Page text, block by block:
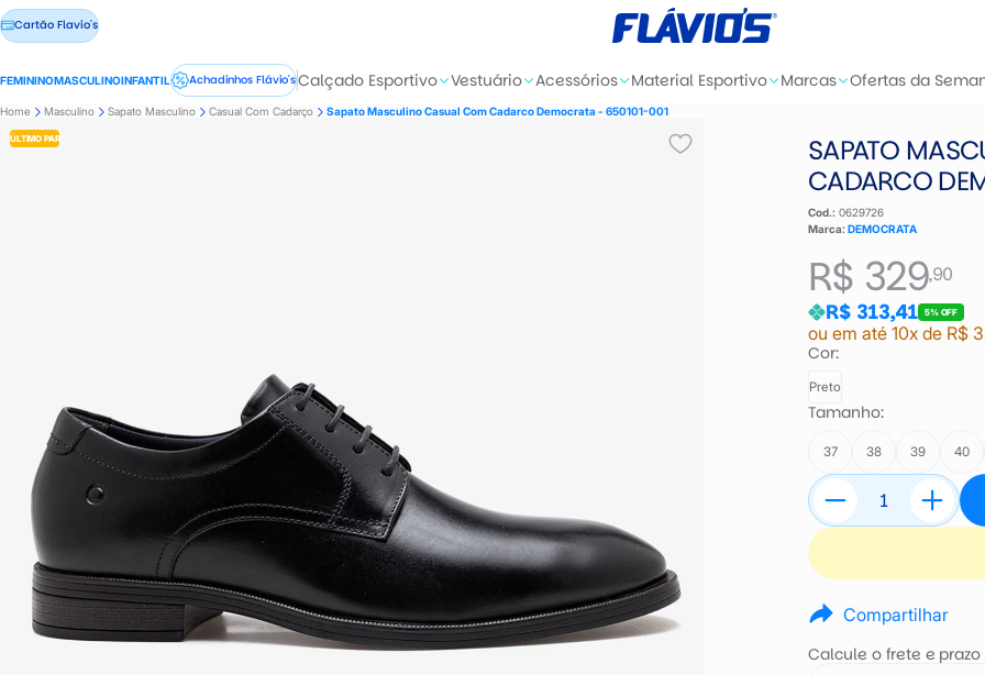
Cartão Flavio's
FEMININOMASCULINOINFANTIL Achadinhos Flávio'sCalçado Esportivo Vestuário Acessórios Material Esportivo Marcas Ofertas da
Home Masculino Sapato Masculino Casual Com Cadarço Sapato Masculino Casual Com Cadarco Democrata - 650101-001
ÚLTIMO PAR
SAPATO
CADARCO
Cod.: 0629726
Marca: DEMOCRATA
R$ 329,90
R$ 313,41 5% OFF
ou em até 10x de R$
Cor:
Preto
Tamanho:
37 38 39 40
Compartilhar
Calcule o frete e